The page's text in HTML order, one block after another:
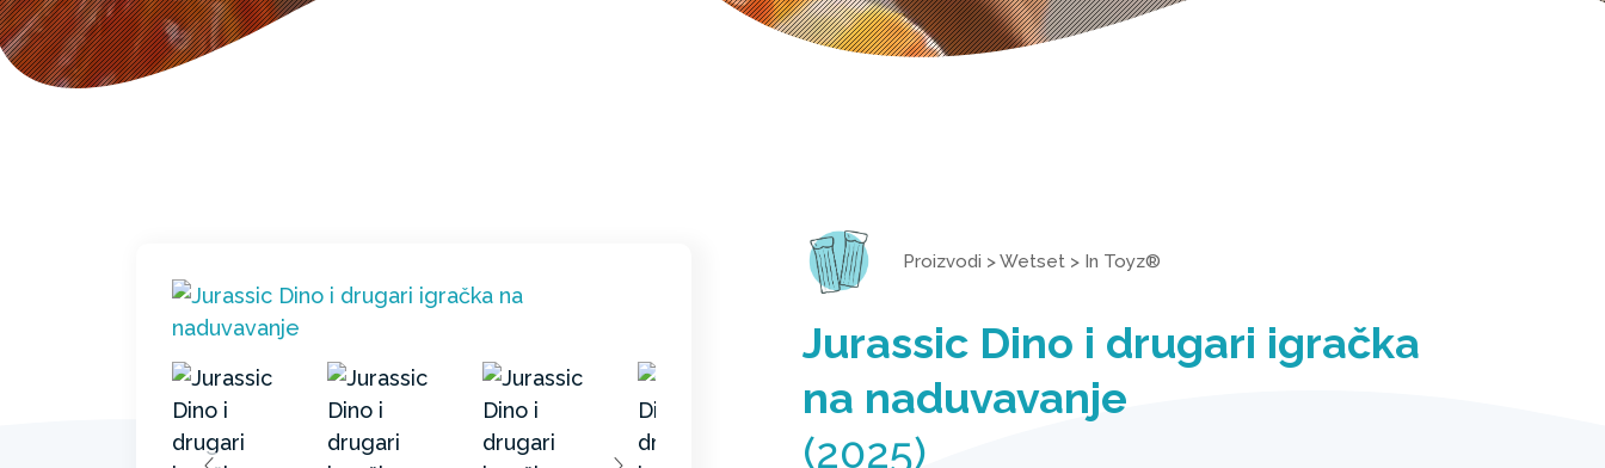
Proizvodi >Wetset > In Toyz®
Jurassic Dino i drugari igračka
na naduvavanje
(2025)